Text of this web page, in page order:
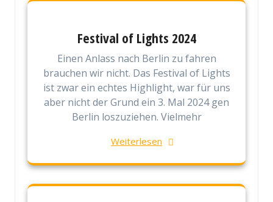
Festival of Lights 2024
Einen Anlass nach Berlin zu fahren
brauchen wir nicht. Das Festival of Lights
ist zwar ein echtes Highlight, war für uns
aber nicht der Grund ein 3. Mal 2024 gen
Berlin loszuziehen. Vielmehr
Weiterlesen